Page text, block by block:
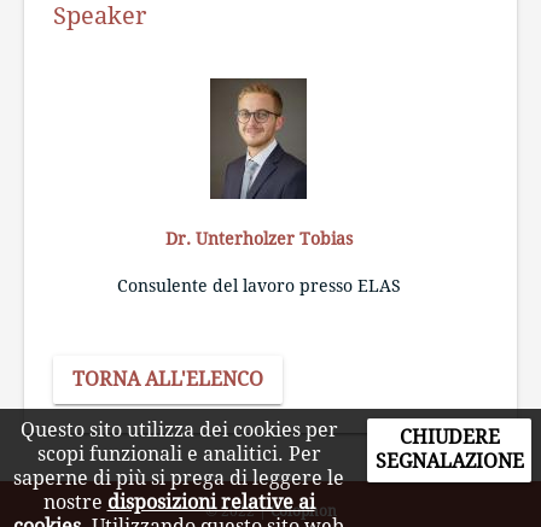
Speaker
Dr. Unterholzer Tobias
Consulente del lavoro presso ELAS
TORNA ALL'ELENCO
© 2022| Colophon
Questo sito utilizza dei cookies per
scopi funzionali e analitici. Per
saperne di più si prega di leggere le
nostre disposizioni relative ai
CHIUDERE
SEGNALAZIONE